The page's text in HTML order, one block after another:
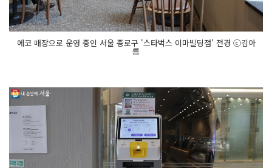
에코 매장으로 운영 중인 서울 종로구 '스타벅스 이마빌딩점' 전경 ⓒ김아
름